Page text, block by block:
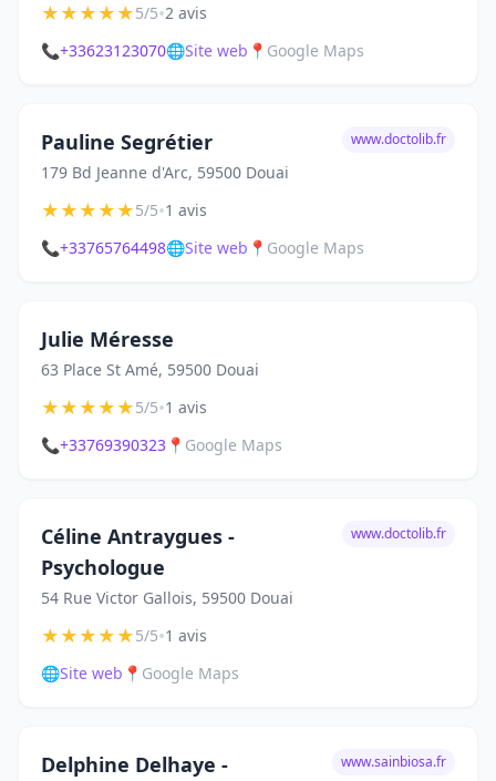
★★★★★5/5•2 avis
📞+33623123070🌐Site web 📍 Google Maps
Pauline Segrétier
179 Bd Jeanne d'Arc, 59500 Douai
www.doctolib.fr
★★★★★5/5•1 avis
📞+33765764498🌐Site web 📍 Google Maps
Julie Méresse
63 Place St Amé, 59500 Douai
★★★★★5/5•1 avis
📞+33769390323 📍 Google Maps
Céline Antraygues -
Psychologue
54 Rue Victor Gallois, 59500 Douai
www.doctolib.fr
★★★★★5/5•1 avis
🌐Site web 📍 Google Maps
Delphine Delhaye -
www.sainbiosa.fr